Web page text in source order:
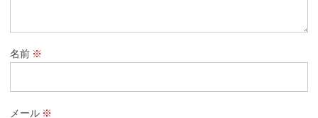
名前 ※
メール ※